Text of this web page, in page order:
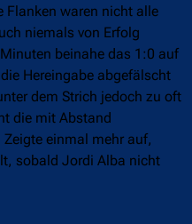
Flanken waren nicht alle
niemals von Erfolg
beinahe das 1:0 auf
Hereingabe abgefälscht
dem Strich jedoch zu oft
die mit Abstand
einmal mehr auf,
sobald Jordi Alba nicht